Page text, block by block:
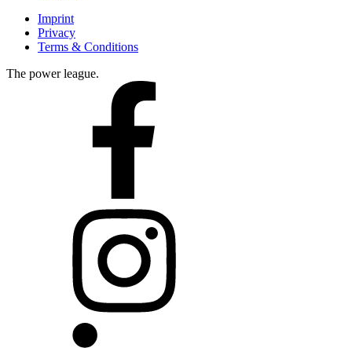
Footer
menu
Imprint
Privacy
Terms & Conditions
The power league.